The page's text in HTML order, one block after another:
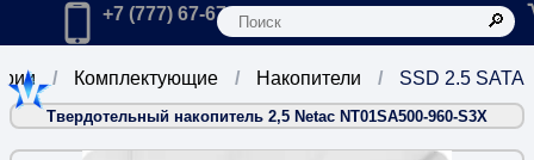
Главная
Позвонить в компанию по телефону:
+7 (777) 67-67-666
SSD 2.5 SATA
Накопители
Комплектующие
Твердотельный накопитель 2,5 Netac NT01SA500-960-S3X